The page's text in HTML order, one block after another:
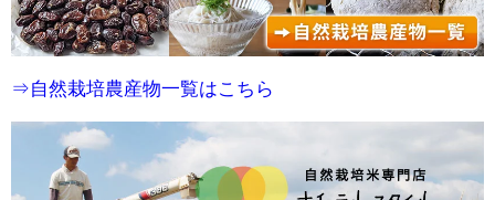
⇒自然栽培農産物一覧はこちら